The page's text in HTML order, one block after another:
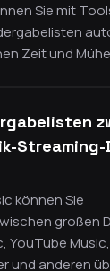
Sie mit
Zeit und
können Sie
großen
YouTube
und anderen